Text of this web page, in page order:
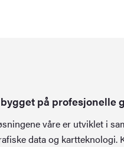
på profesjonelle
våre er utviklet i
data og kartteknologi.